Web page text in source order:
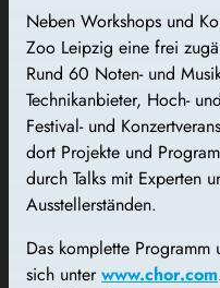
Neben Workshops und
Zoo Leipzig eine frei
Rund 60 Noten- und
Technikanbieter, Hoch-
Festival- und
dort Projekte und
durch Talks mit Experten
Ausstellerständen.
Das komplette
sich unterwww.chor.com